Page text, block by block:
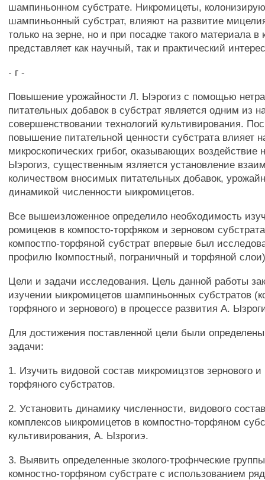
шампиньонном субстрате. Никромицеты,
шампиньонный субстрат, влияют на развитие
только на зерне, но и при посадке такого материала в
представляет как научный, так и практический
- г -
Повышение урожайности Л. Ыэрогиз с помощью
питательных добавок в субстрат является одним из
совершенствовании технологий культивирования.
повышение питательной ценности субстрата влияет
микроскопических грибог, оказывающих воздействие
Ыэрогиз, существенным язляется установление
количеством вносимых питательных добавок,
динамикой численности ыикромицетов.
Все вышеизложенное определило необходимость
ромицеюв в компосто-торфяком и зерновом
компостпо-торфяной субстрат впервые был
профилю Iкомпостный, пограничный и торфяной
Цели и задачи исследования. Цель данной работы
изучении ыикромицетов шампиньонных субстратов
торфяного и зернового) в процессе развития А.
Для достижения поставленной цели были
задачи:
1. Изучить видовой состав микромицзтов зернового и
торфяного субстратов.
2. Установить динамику численности, видового
комплексов ыикромицетов в компостно-торфяном
культивирования, А. Ызрогиэ.
3. Выявить определенные зколого-трофнческие
комностно-торфяном субстрате с использованием